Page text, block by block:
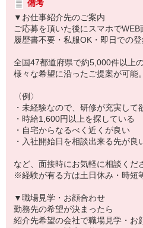
備考
▼お仕事紹介先のご案内
ご応募を頂いた後にスマホでWEB
履歴書不要・私服OK・即日での
全国47都道府県で約5,000件以上
様々な希望に沿ったご提案が可能。
〈例〉
・未経験なので、研修が充実して
・時給1,600円以上を探している
・自宅からなるべく近くが良い
・入社開始日を相談出来る先が良
など、面接時にお気軽に相談くだ
※経験が有る方は土日休み・時短
▼職場見学・お顔合わせ
勤務先の希望が決まったら
紹介先希望の会社で職場見学・お